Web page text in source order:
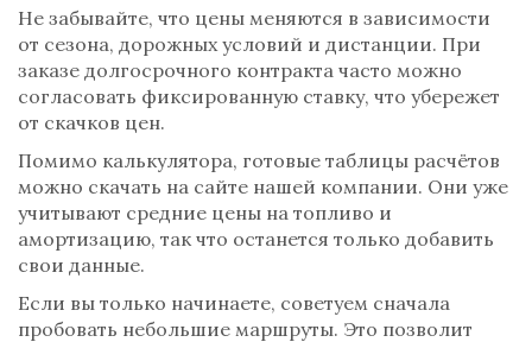
Не забывайте, что цены меняются в зависимости
от сезона, дорожных условий и дистанции. При
заказе долгосрочного контракта часто можно
согласовать фиксированную ставку, что убережет
от скачков цен.
Помимо калькулятора, готовые таблицы расчётов
можно скачать на сайте нашей компании. Они уже
учитывают средние цены на топливо и
амортизацию, так что останется только добавить
свои данные.
Если вы только начинаете, советуем сначала
пробовать небольшие маршруты. Это позволит